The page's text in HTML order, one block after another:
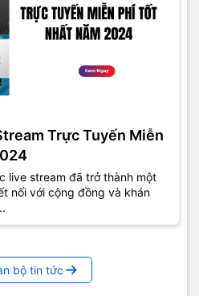
Trực Tuyến Miễn
live stream đã trở thành một
nối với cộng đồng và khán
bộ tin tức